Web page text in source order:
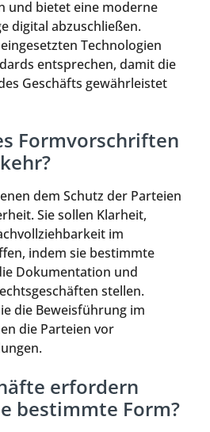
und bietet eine moderne
digital abzuschließen.
Technologien
entsprechen, damit die
Geschäfts gewährleistet
Formvorschriften
dem Schutz der Parteien
Sie sollen Klarheit,
im
indem sie bestimmte
Dokumentation und
stellen.
die Beweisführung im
die Parteien vor
erfordern
bestimmte Form?